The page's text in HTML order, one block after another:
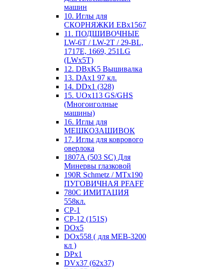
машин
10. Иглы для
СКОРНЯЖКИ EBx1567
11. ПОДШИВОЧНЫЕ
LW-6T / LW-2T / 29-BL,
1717E, 1669, 251LG
(LWx5T)
12. DBxK5 Вышивалка
13. DAx1 97 кл.
14. DDx1 (328)
15. UOx113 GS/GHS
(Многоиголные
машины)
16. Иглы для
МЕШКОЗАШИВОК
17. Иглы для коврового
оверлока
1807А (503 SC) Для
Минервы глазковой
190R Schmetz / MTx190
ПУГОВИЧНАЯ PFAFF
780С ИМИТАЦИЯ
558кл.
CP-1
CP-12 (151S)
DOx5
DOx558 ( для MEB-3200
кл )
DPx1
DVx37 (62x37)